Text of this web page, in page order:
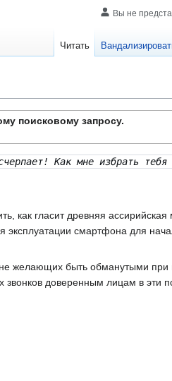
поисковому запросу.
Как мне избрать
как гласит древняя ассирийская
смартфона для
желающих быть обманутыми при
звонков доверенным лицам в эти
Вы не
Читать